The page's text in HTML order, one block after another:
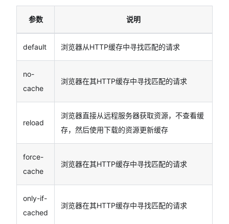
参数 说明
default 浏览器从HTTP缓存中寻找匹配的请求
no-
cache
浏览器在其HTTP缓存中寻找匹配的请求
reload
浏览器直接从远程服务器获取资源，不查看缓
存，然后使用下载的资源更新缓存
force-
cache
浏览器在其HTTP缓存中寻找匹配的请求
only-if-
cached
浏览器在其HTTP缓存中寻找匹配的请求